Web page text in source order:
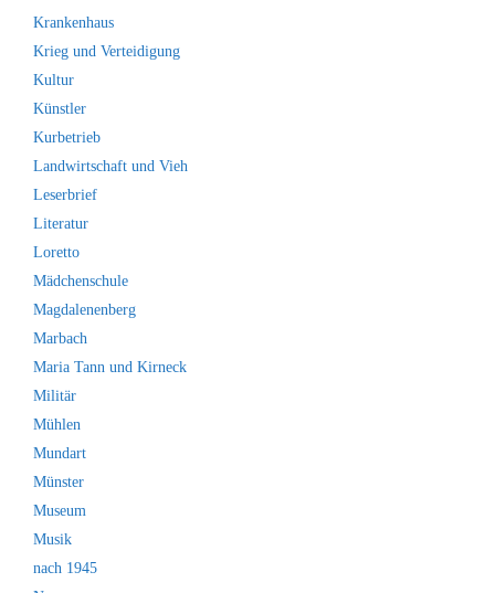
Krankenhaus
Krieg und Verteidigung
Kultur
Künstler
Kurbetrieb
Landwirtschaft und Vieh
Leserbrief
Literatur
Loretto
Mädchenschule
Magdalenenberg
Marbach
Maria Tann und Kirneck
Militär
Mühlen
Mundart
Münster
Museum
Musik
nach 1945